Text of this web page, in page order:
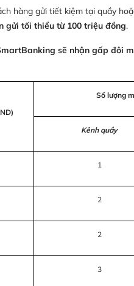
hàng gửi tiết kiệm tại quầy
gửi tối thiểu từ 100 triệu đồng.
sẽ nhận gấp đôi
Số lượng
Kênh quầy
1
2
2
3